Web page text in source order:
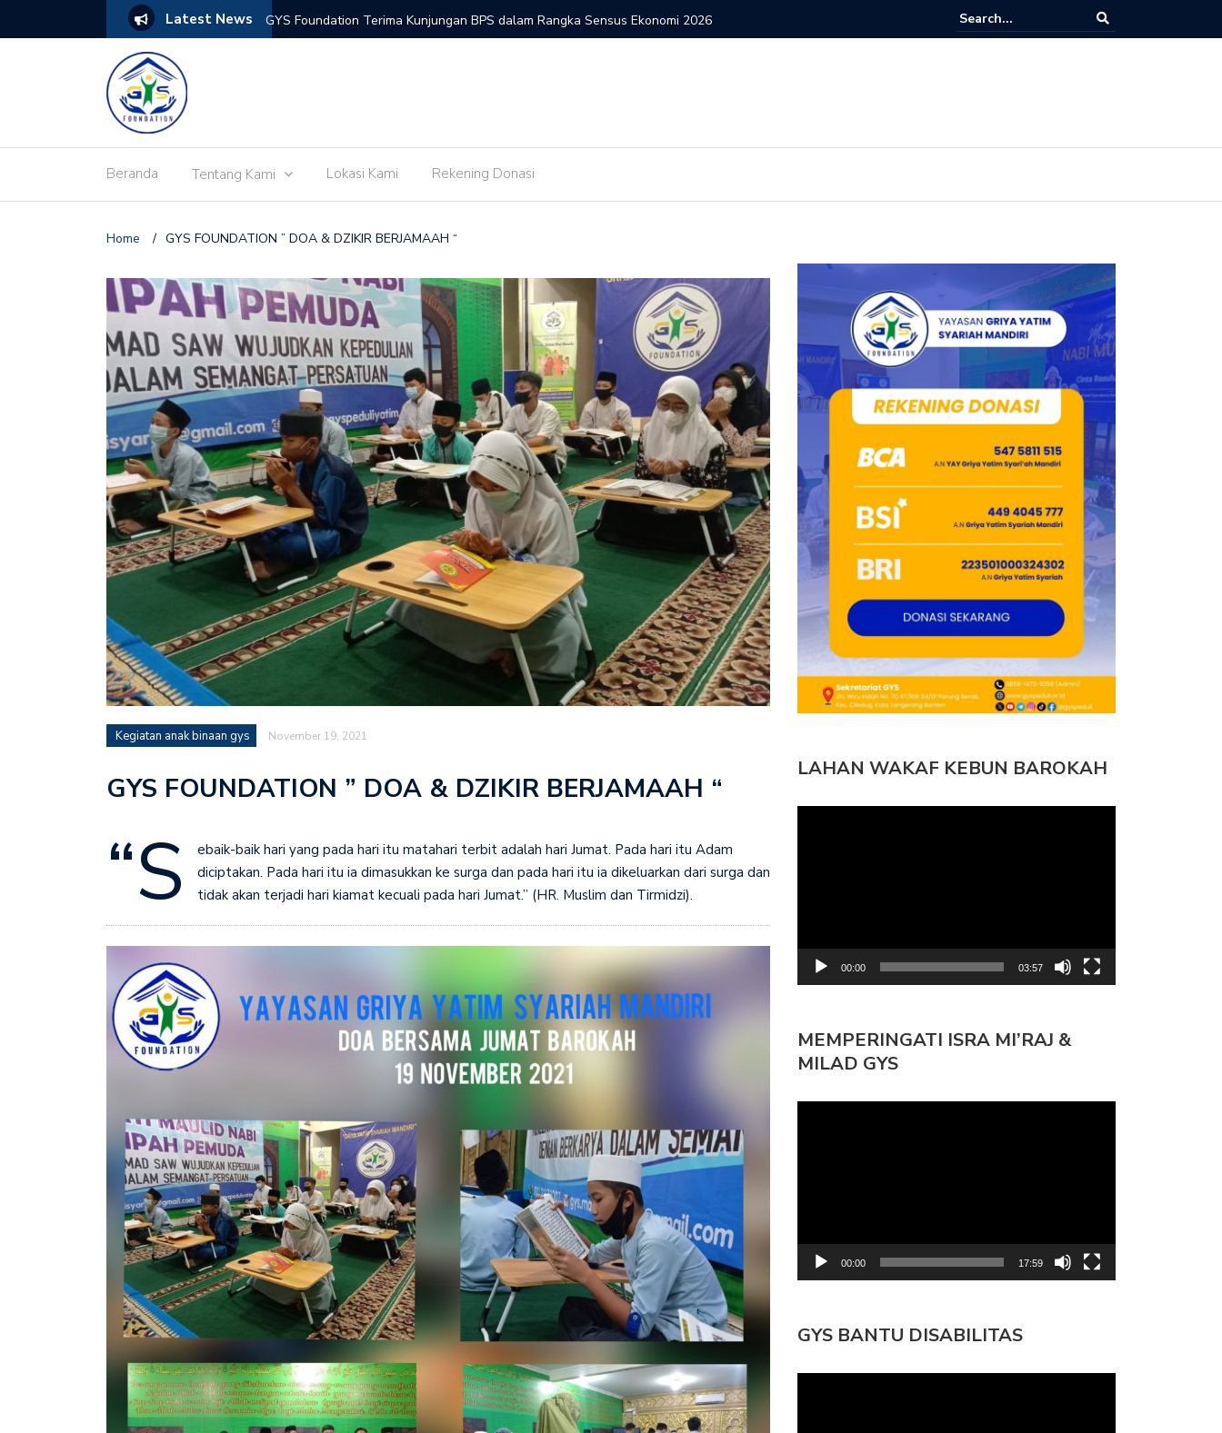
Latest News
Berbagi Nasi Kotak untuk Sesama GYS Foundation Terima Kunjungan BPS dalam Rangka Sensus Ekonomi 2026
Implementasi Lebaran Yatim 1448 H: Berbagi Kebahagiaan Bersama Anak-Anak
Yatim
Beranda Tentang Kami Lokasi Kami Rekening Donasi
Home / GYS FOUNDATION ” DOA & DZIKIR BERJAMAAH “
Kegiatan anak binaan gys November 19, 2021
GYS FOUNDATION ” DOA & DZIKIR BERJAMAAH “
“S
ebaik-baik hari yang pada hari itu matahari terbit adalah hari Jumat. Pada hari itu Adam
diciptakan. Pada hari itu ia dimasukkan ke surga dan pada hari itu ia dikeluarkan dari surga dan
tidak akan terjadi hari kiamat kecuali pada hari Jumat.” (HR. Muslim dan Tirmidzi).
LAHAN WAKAF KEBUN BAROKAH
00:00 03:57
MEMPERINGATI ISRA MI’RAJ &
MILAD GYS
00:00 17:59
GYS BANTU DISABILITAS